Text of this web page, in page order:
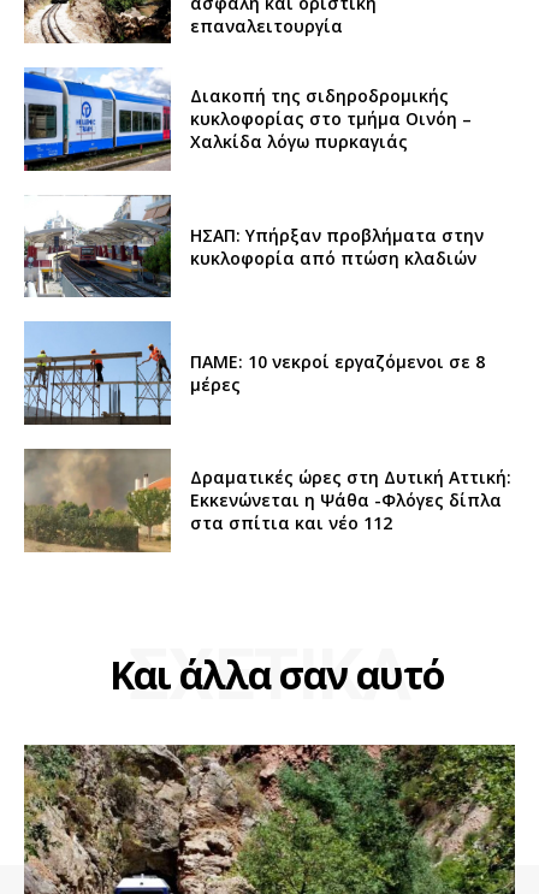
επαναλειτουργία
Διακοπή της σιδηροδρομικής
κυκλοφορίας στο τμήμα Οινόη –
Χαλκίδα λόγω πυρκαγιάς
ΗΣΑΠ: Υπήρξαν προβλήματα στην
κυκλοφορία από πτώση κλαδιών
ΠΑΜΕ: 10 νεκροί εργαζόμενοι σε 8
μέρες
Δραματικές ώρες στη Δυτική Αττική:
Εκκενώνεται η Ψάθα -Φλόγες δίπλα
στα σπίτια και νέο 112
Και άλλα σαν αυτό
ΣΧΕΤΙΚΑ